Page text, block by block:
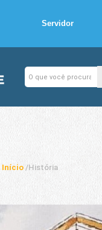
Servidor
Início /História